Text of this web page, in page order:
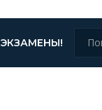
ЭКЗАМЕНЫ!